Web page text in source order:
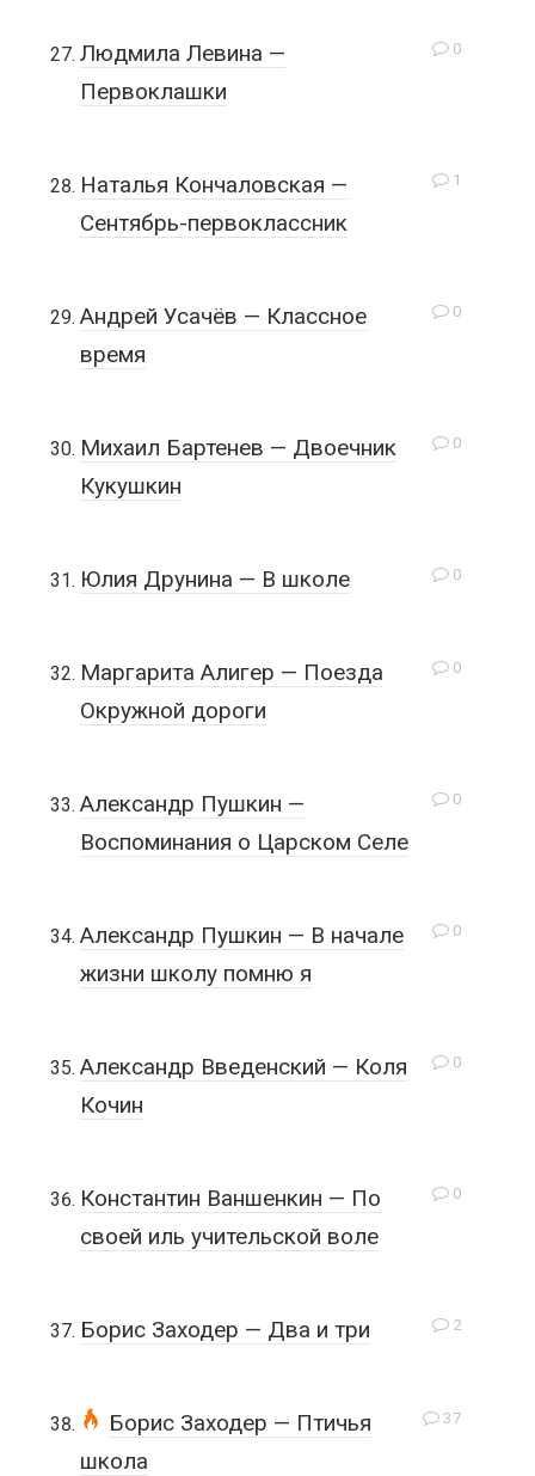
0
Людмила Левина —
Первоклашки
1
Наталья Кончаловская —
Сентябрь-первоклассник
0
Андрей Усачёв — Классное
время
0
Михаил Бартенев — Двоечник
Кукушкин
0
Юлия Друнина — В школе
0
Маргарита Алигер — Поезда
Окружной дороги
0
Александр Пушкин —
Воспоминания о Царском Селе
0
Александр Пушкин — В начале
жизни школу помню я
0
Александр Введенский — Коля
Кочин
0
Константин Ваншенкин — По
своей иль учительской воле
2
Борис Заходер — Два и три
37
Борис Заходер — Птичья
школа